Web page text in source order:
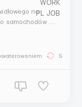
🔍
Wszystkie
Stała